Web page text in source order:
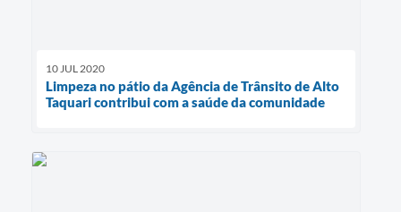
10 JUL 2020
Limpeza no pátio da Agência de Trânsito de Alto
Taquari contribui com a saúde da comunidade